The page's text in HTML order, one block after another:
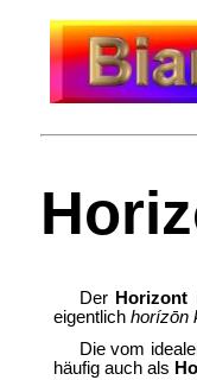
Der Horizont
eigentlich horízōn
Die vom
häufig auch als